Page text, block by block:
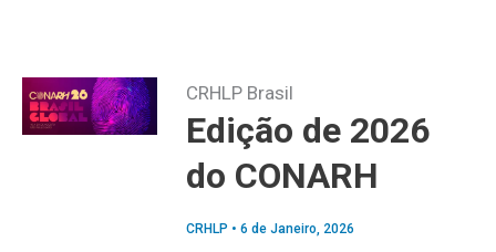
CRHLP Brasil
Edição de 2026
do CONARH
CRHLP • 6 de Janeiro, 2026